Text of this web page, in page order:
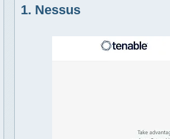
1. Nessus